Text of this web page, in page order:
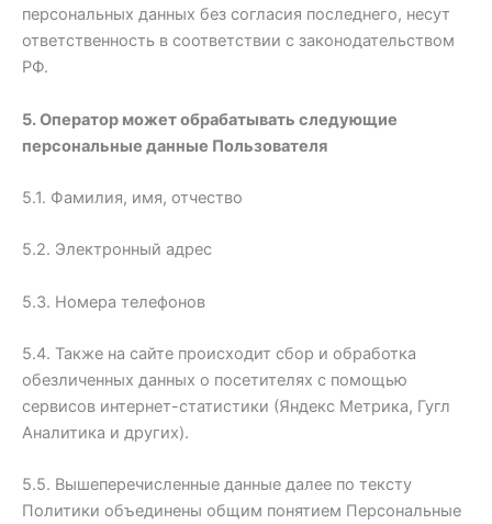
персональных данных без согласия последнего, несут
ответственность в соответствии с законодательством
РФ.
5. Оператор может обрабатывать следующие
персональные данные Пользователя
5.1. Фамилия, имя, отчество
5.2. Электронный адрес
5.3. Номера телефонов
5.4. Также на сайте происходит сбор и обработка
обезличенных данных о посетителях с помощью
сервисов интернет-статистики (Яндекс Метрика, Гугл
Аналитика и других).
5.5. Вышеперечисленные данные далее по тексту
Политики объединены общим понятием Персональные